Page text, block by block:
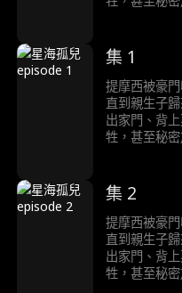
白自己失去
集 1
提摩西被豪
直到親生子
出家門、背
牲，甚至秘
白自己失去
集 2
提摩西被豪
直到親生子
出家門、背
牲，甚至秘